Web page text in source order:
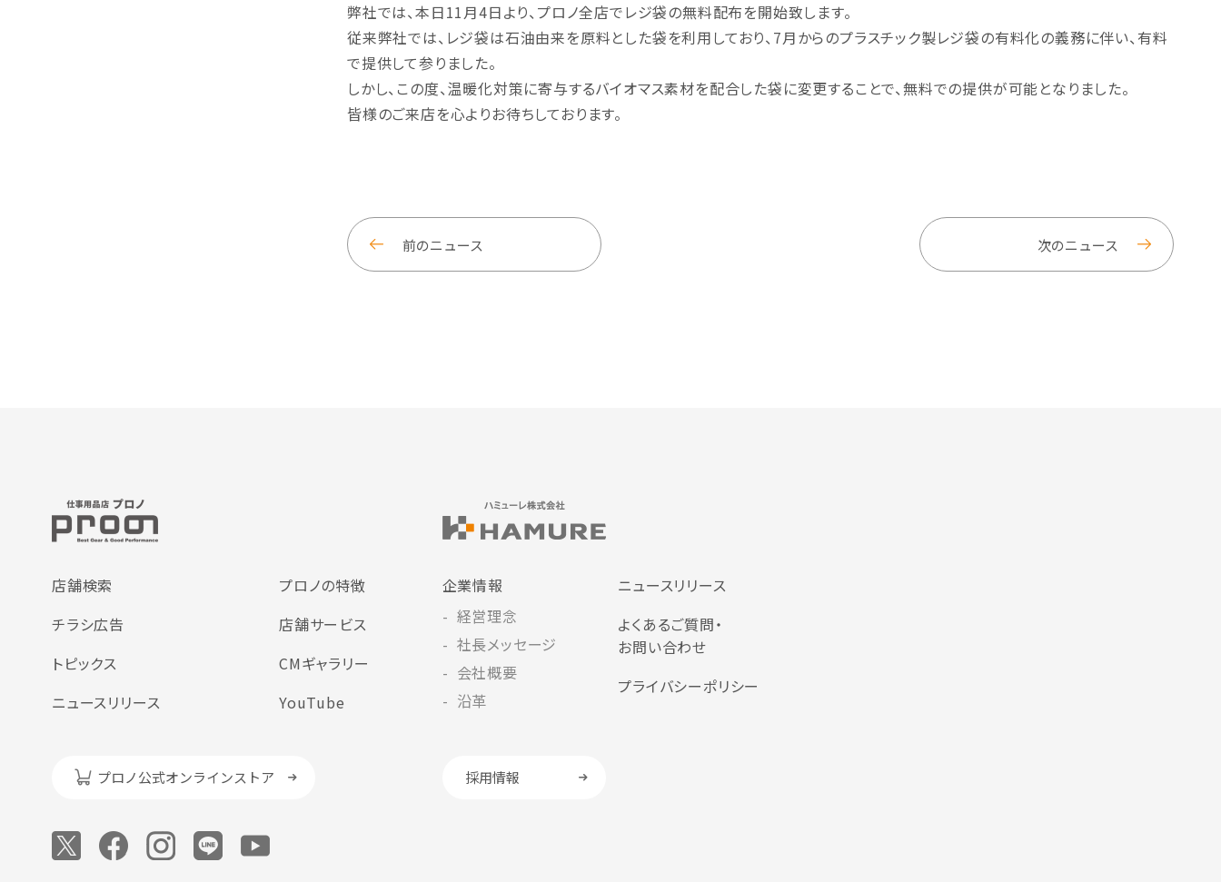
弊社では、本日11月4日より、プロノ全店でレジ袋の無料配布を開始致します。
従来弊社では、レジ袋は石油由来を原料とした袋を利用しており、7月からのプラスチック製レジ袋の有料化の義務に伴い、有料
で提供して参りました。
しかし、この度、温暖化対策に寄与するバイオマス素材を配合した袋に変更することで、無料での提供が可能となりました。
皆様のご来店を心よりお待ちしております。
前のニュース 次のニュース
店舗検索
チラシ広告
トピックス
ニュースリリース
プロノの特徴
店舗サービス
CMギャラリー
YouTube
プロノ公式オンラインストア
企業情報
経営理念
社長メッセージ
会社概要
沿革
ニュースリリース
よくあるご質問・
お問い合わせ
プライバシーポリシー
採用情報